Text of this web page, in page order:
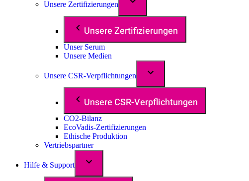
Unsere Zertifizierungen
Unsere Zertifizierungen
Unser Serum
Unsere Medien
Unsere CSR-Verpflichtungen
Unsere CSR-Verpflichtungen
CO2-Bilanz
EcoVadis-Zertifizierungen
Ethische Produktion
Vertriebspartner
Hilfe & Support